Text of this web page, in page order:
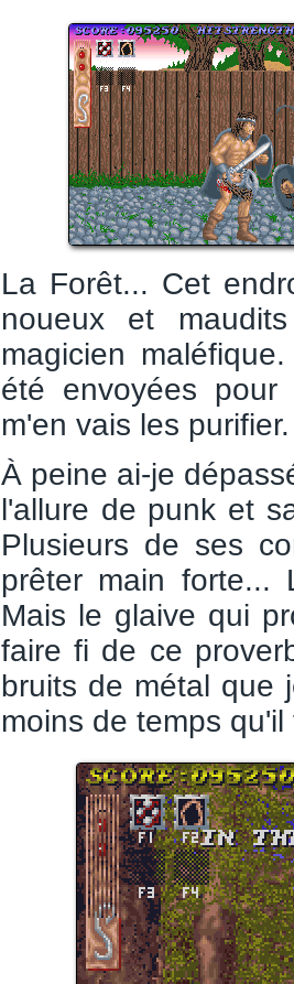
La Forêt... Cet
noueux et
magicien
été envoyées
m'en vais les purifier.
À peine ai-je
l'allure de punk et
Plusieurs de ses
prêter main forte...
Mais le glaive qui
faire fi de ce
bruits de métal que
moins de temps